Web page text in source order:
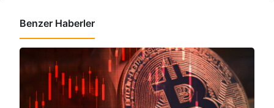
Benzer Haberler